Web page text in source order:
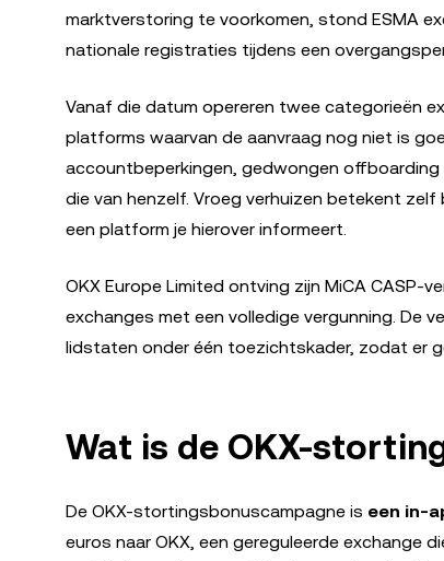
marktverstoring te voorkomen, stond ESMA
nationale registraties tijdens een
Vanaf die datum opereren twee categorieën
platforms waarvan de aanvraag nog niet is
accountbeperkingen, gedwongen
die van henzelf. Vroeg verhuizen betekent
een platform je hierover informeert.
OKX Europe Limited ontving zijn MiCA CASP-
exchanges met een volledige vergunning. De
lidstaten onder één toezichtskader, zodat er
Wat is de OKX-
De OKX-stortingsbonuscampagne is een in-
euros naar OKX, een gereguleerde exchange